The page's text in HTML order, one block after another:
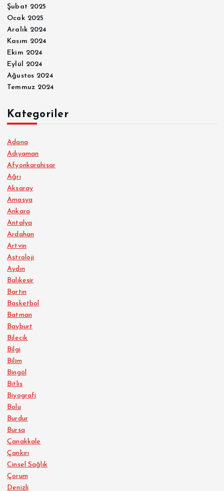
Şubat 2025
Ocak 2025
Aralık 2024
Kasım 2024
Ekim 2024
Eylül 2024
Ağustos 2024
Temmuz 2024
Kategoriler
Adana
Adıyaman
Afyonkarahisar
Ağrı
Aksaray
Amasya
Ankara
Antalya
Ardahan
Artvin
Astroloji
Aydın
Balıkesir
Bartın
Basketbol
Batman
Bayburt
Bilecik
Bilgi
Bilim
Bingöl
Bitlis
Biyografi
Bolu
Burdur
Bursa
Çanakkale
Çankırı
Cinsel Sağlık
Çorum
Denizli